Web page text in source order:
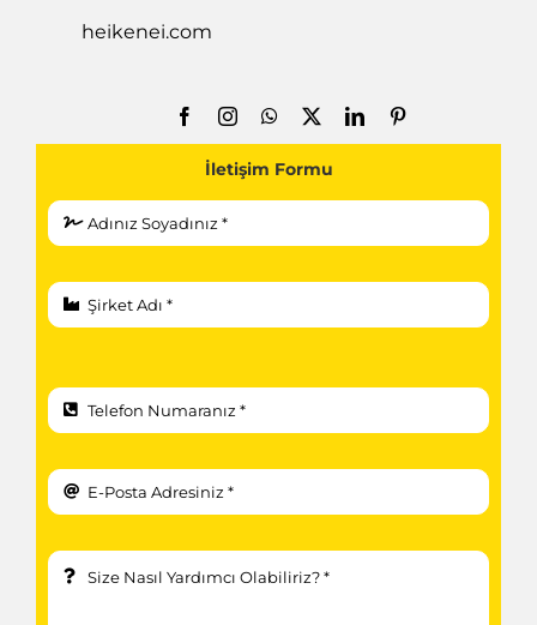
heikenei.com
İletişim Formu